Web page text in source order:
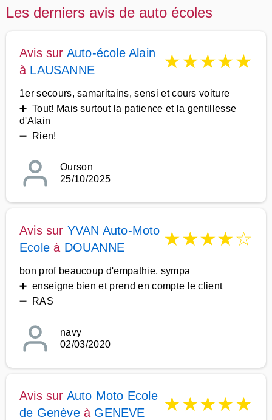
Les derniers avis de auto écoles
Avis sur Auto-école Alain
à LAUSANNE ★★★★★
1er secours, samaritains, sensi et cours voiture
➕ Tout! Mais surtout la patience et la gentillesse
d'Alain
➖ Rien!
Ourson
25/10/2025
Avis sur YVAN Auto-Moto
Ecole à DOUANNE ★★★★☆
bon prof beaucoup d'empathie, sympa
➕ enseigne bien et prend en compte le client
➖ RAS
navy
02/03/2020
Avis sur Auto Moto Ecole
de Genèveà GENEVE ★★★★★